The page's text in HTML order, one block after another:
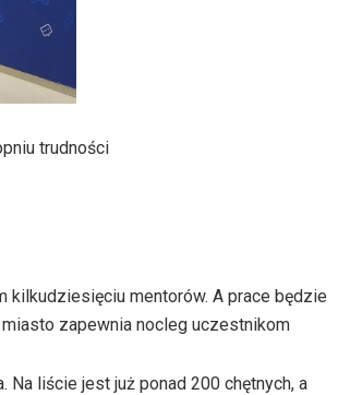
trudności
kilkudziesięciu mentorów. A prace będzie
zapewnia nocleg uczestnikom
Na liście jest już ponad 200 chętnych, a